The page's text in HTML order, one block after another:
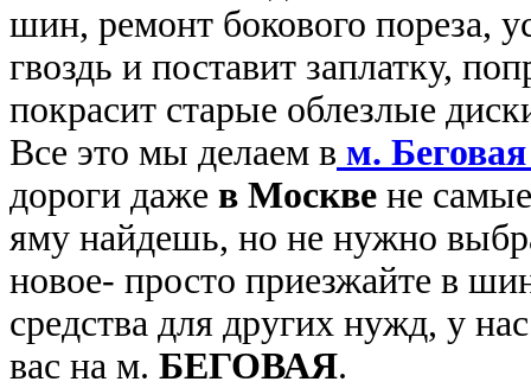
шин, ремонт бокового пореза,
гвоздь и поставит заплатку,
покрасит старые облезлые
Все это мы делаем в м.
дороги даже в Москве не
яму найдешь, но не нужно
новое- просто приезжайте в
средства для других нужд, у
вас на м. БЕГОВАЯ.